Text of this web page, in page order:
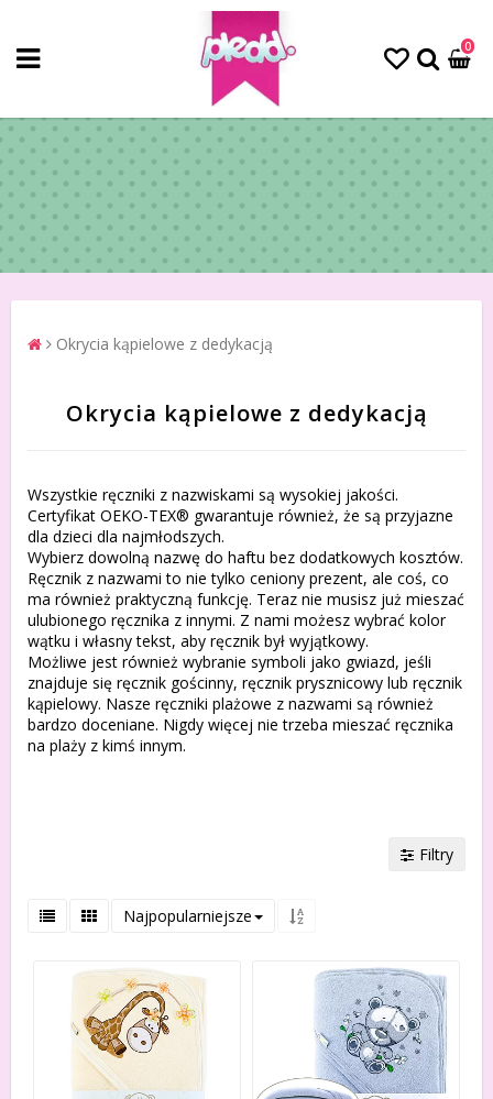
0
Okrycia kąpielowe z dedykacją
Okrycia kąpielowe z dedykacją
Wszystkie ręczniki z nazwiskami są wysokiej jakości.
Certyfikat OEKO-TEX® gwarantuje również, że są przyjazne
dla dzieci dla najmłodszych.
Wybierz dowolną nazwę do haftu bez dodatkowych kosztów.
Ręcznik z nazwami to nie tylko ceniony prezent, ale coś, co
ma również praktyczną funkcję. Teraz nie musisz już mieszać
ulubionego ręcznika z innymi. Z nami możesz wybrać kolor
wątku i własny tekst, aby ręcznik był wyjątkowy.
Możliwe jest również wybranie symboli jako gwiazd, jeśli
znajduje się ręcznik gościnny, ręcznik prysznicowy lub ręcznik
kąpielowy. Nasze ręczniki plażowe z nazwami są również
bardzo doceniane. Nigdy więcej nie trzeba mieszać ręcznika
na plaży z kimś innym.
Filtry
Najpopularniejsze